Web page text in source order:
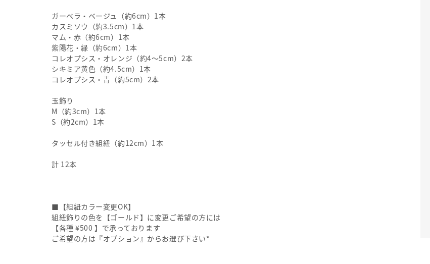
ガーベラ・ベージュ（約6cm）1本
カスミソウ（約3.5cm）1本
マム・赤（約6cm）1本
紫陽花・緑（約6cm）1本
コレオプシス・オレンジ（約4〜5cm）2本
シキミア黄色（約4.5cm）1本
コレオプシス・青（約5cm）2本
玉飾り
M（約3cm）1本
S（約2cm）1本
タッセル付き組紐（約12cm）1本
計 12本
■【組紐カラー変更OK】
組紐飾りの色を【ゴールド】に変更ご希望の方には
【各種 ¥500 】で承っております
ご希望の方は『オプション』からお選び下さい*